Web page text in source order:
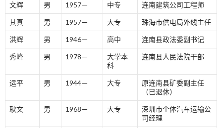
文辉 男 1957－ 中专 连南建筑公司工程师
其真 男 1957－ 大专 珠海市供电局外线主任
洪辉 男 1946－ 高中 连南县政法委副书记
秀峰 男 1978－
大学本
科
连南县人民法院干部
运平 男 1944－ 大专
原连南县矿委副主任
（已退休）
耿文 男 1968－ 大专
深圳市个体汽车运输公
司经理